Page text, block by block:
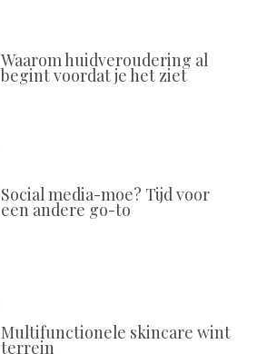
Waarom huidveroudering al
begint voordat je het ziet
Social media-moe? Tijd voor
een andere go-to
Multifunctionele skincare wint
terrein